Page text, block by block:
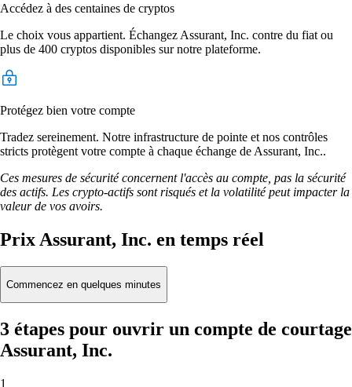
Accédez à des centaines de cryptos
Le choix vous appartient. Échangez Assurant, Inc. contre du fiat ou
plus de 400 cryptos disponibles sur notre plateforme.
Protégez bien votre compte
Tradez sereinement. Notre infrastructure de pointe et nos contrôles
stricts protègent votre compte à chaque échange de Assurant, Inc..
Ces mesures de sécurité concernent l'accès au compte, pas la sécurité
des actifs. Les crypto-actifs sont risqués et la volatilité peut impacter la
valeur de vos avoirs.
Prix Assurant, Inc. en temps réel
Commencez en quelques minutes
3 étapes pour ouvrir un compte de courtage
Assurant, Inc.
1